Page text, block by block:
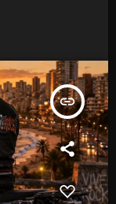
insert_link